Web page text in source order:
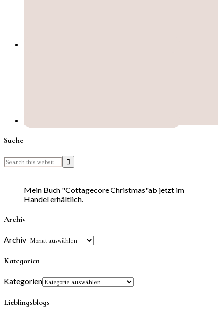
Suche
Mein Buch "Cottagecore Christmas"ab jetzt im
Handel erhältlich.
Archiv
Archiv
Kategorien
Kategorien
Lieblingsblogs